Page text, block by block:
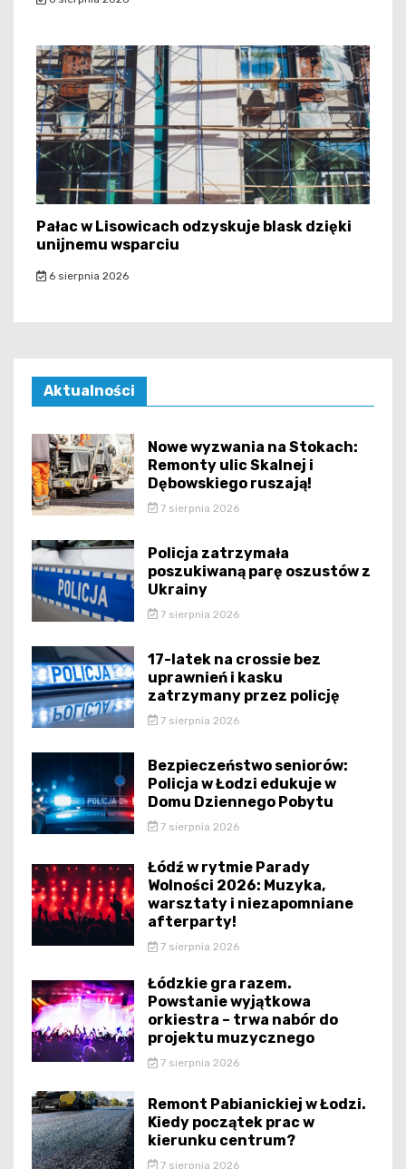
Pałac w Lisowicach odzyskuje blask dzięki
unijnemu wsparciu
6 sierpnia 2026
Aktualności
Nowe wyzwania na Stokach:
Remonty ulic Skalnej i
Dębowskiego ruszają!
7 sierpnia 2026
Policja zatrzymała
poszukiwaną parę oszustów z
Ukrainy
7 sierpnia 2026
17-latek na crossie bez
uprawnień i kasku
zatrzymany przez policję
7 sierpnia 2026
Bezpieczeństwo seniorów:
Policja w Łodzi edukuje w
Domu Dziennego Pobytu
7 sierpnia 2026
Łódź w rytmie Parady
Wolności 2026: Muzyka,
warsztaty i niezapomniane
afterparty!
7 sierpnia 2026
Łódzkie gra razem.
Powstanie wyjątkowa
orkiestra – trwa nabór do
projektu muzycznego
7 sierpnia 2026
Remont Pabianickiej w Łodzi.
Kiedy początek prac w
kierunku centrum?
7 sierpnia 2026